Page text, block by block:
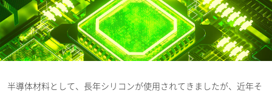
半導体材料として、長年シリコンが使用されてきましたが、近年そ